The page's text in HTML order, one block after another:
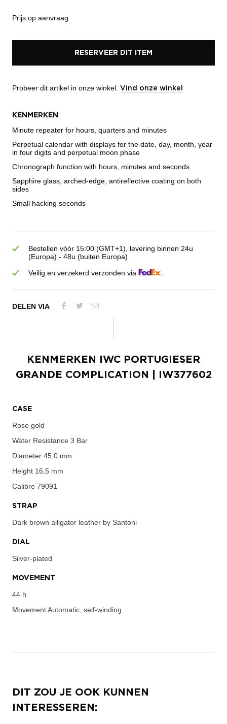
Prijs op aanvraag
RESERVEER DIT ITEM
Probeer dit artikel in onze winkel. Vind onze winkel
KENMERKEN
Minute repeater for hours, quarters and minutes
Perpetual calendar with displays for the date, day, month, year
in four digits and perpetual moon phase
Chronograph function with hours, minutes and seconds
Sapphire glass, arched-edge, antireflective coating on both
sides
Small hacking seconds
Bestellen vóór 15:00 (GMT+1), levering binnen 24u
(Europa) - 48u (buiten Europa)
Veilig en verzekerd verzonden via
DELEN VIA
KENMERKEN
IWC PORTUGIESER
GRANDE COMPLICATION
| IW377602
CASE
Rose gold
Water Resistance 3 Bar
Diameter 45,0 mm
Height 16,5 mm
Calibre 79091
STRAP
Dark brown alligator leather by Santoni
DIAL
Silver-plated
MOVEMENT
44 h
MovementAutomatic, self-winding
DIT ZOU JE OOK KUNNEN
INTERESSEREN: